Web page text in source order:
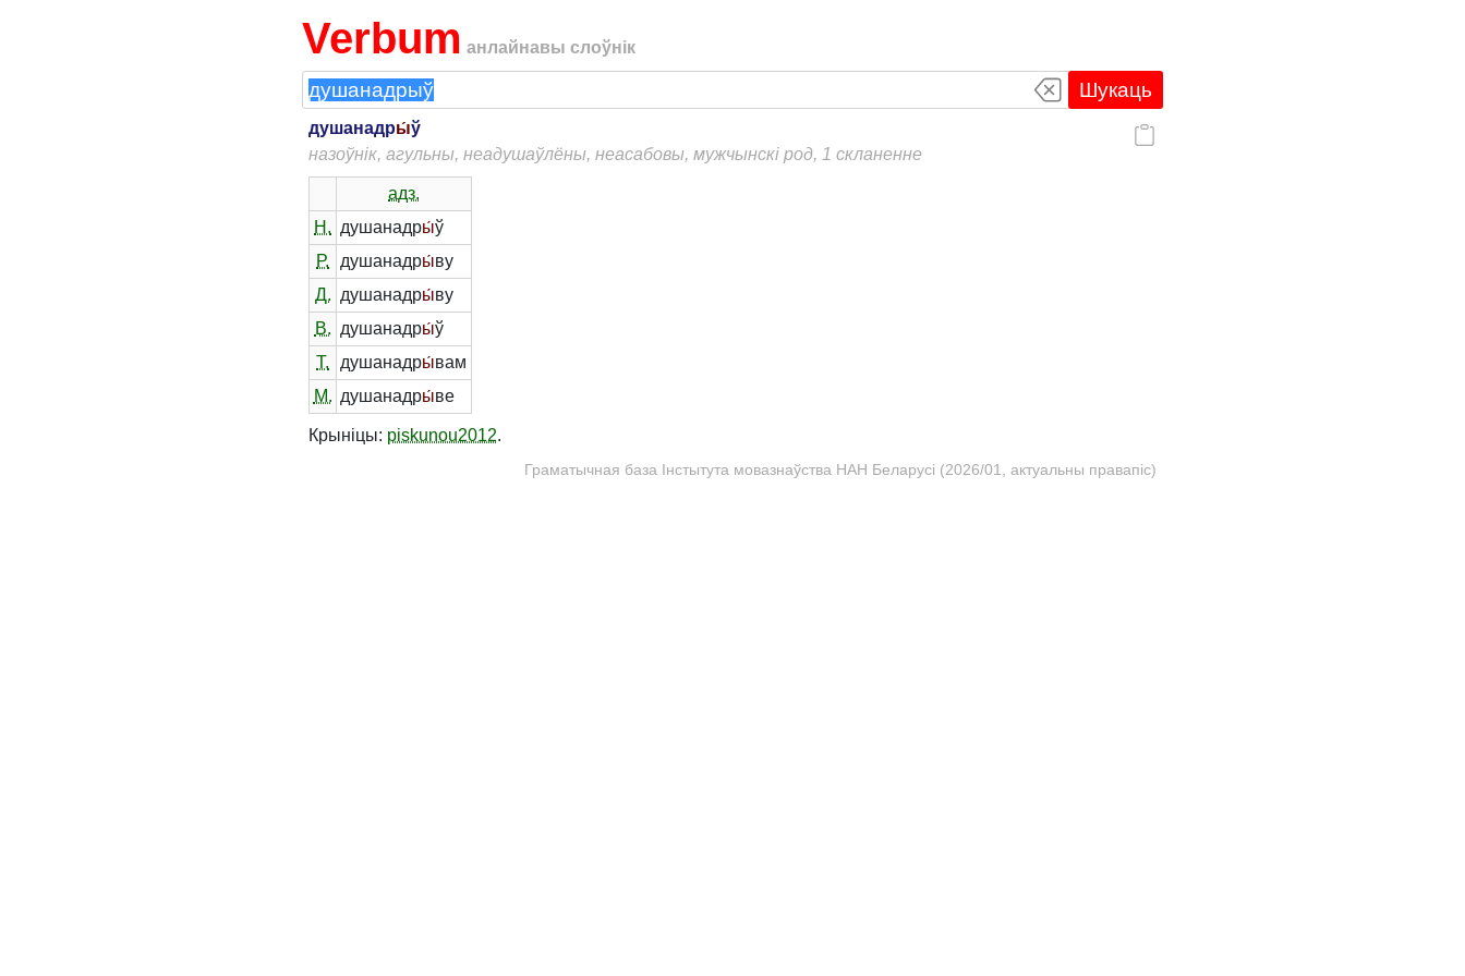
Verbum анлайнавы слоўнік
Шукаць
душанадры́ў
назоўнік, агульны, неадушаўлёны, неасабовы, мужчынскі род, 1 скланенне
адз.
Н. душанадры́ў
Р.
душанадры́ву
Д. душанадры́ву
В. душанадры́ў
Т.
душанадры́вам
М. душанадры́ве
Крыніцы: piskunou2012.
Граматычная база Інстытута мовазнаўства НАН Беларусі (2026/01, актуальны правапіс)